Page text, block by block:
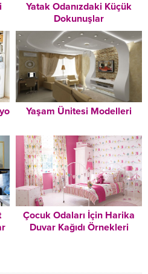
Yatak Odanızdaki Küçük
Dokunuşlar
Yaşam Ünitesi Modelleri
Çocuk Odaları İçin Harika
Duvar Kağıdı Örnekleri